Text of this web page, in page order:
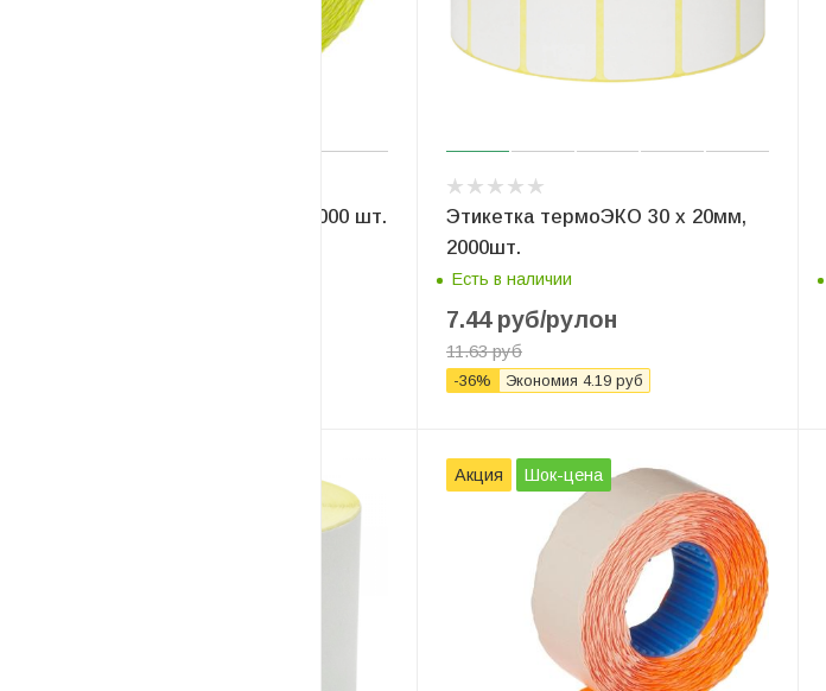
Этикет-лента 26 x 16мм, 1000 шт.
Этикетка термоЭКО 30 x 20мм,
2000шт.
Есть в наличии
7.44руб/рулон
11.63руб
-36% Экономия 4.19 руб
Акция Шок-цена